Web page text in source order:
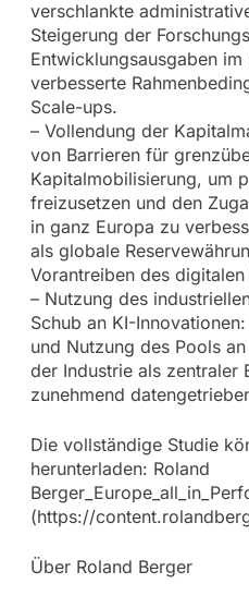
verschlankte
Steigerung der
Entwicklungsausgaben
verbesserte
Scale-ups.
– Vollendung der
von Barrieren für
Kapitalmobilisierung, um
freizusetzen und den
in ganz Europa zu
als globale
Vorantreiben des digitalen
– Nutzung des
Schub an KI-
und Nutzung des Pools
der Industrie als zentraler
zunehmend
Die vollständige Studie
herunterladen: Roland
(https://
Über Roland Berger